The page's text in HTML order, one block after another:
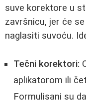
suve korektore u
završnicu, jer će
naglasiti suvoću.
Tečni korektori:
aplikatorom ili
Formulisani su